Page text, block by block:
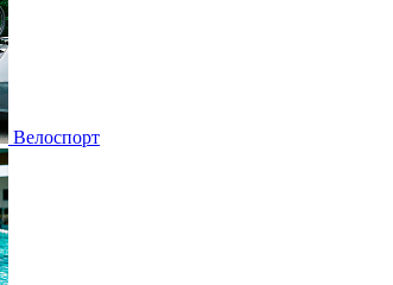
Велоспорт